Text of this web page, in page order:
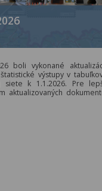
boli vykonané
výstupy v
k 1.1.2026. Pre
aktualizovaných